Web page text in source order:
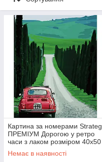
Картина за номерами Strateg
ПРЕМІУМ Дорогою у ретро
часи з лаком розміром 40х50
см SY6071
Немає в наявності